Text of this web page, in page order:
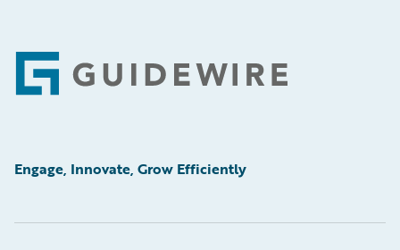
Footer
Engage, Innovate, Grow Efficiently